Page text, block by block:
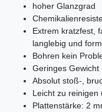
hoher Glanzgrad
Extrem kratzfest,
langlebig und
Bohren kein
Geringes
Absolut stoß-,
Leicht zu reinigen
Plattenstärke: 2